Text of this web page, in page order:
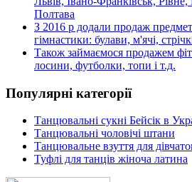
Полтава
З 2016 р додали продаж
гімнастики: булави, м'ячі,
Також займаємося продажем
лосини, футболки, топи і т.д.
Популярні категорії
Танцювальні сукні Бейсік в
Танцювальні чоловічі штани
Танцювальне взуття для
Туфлі для танців жіноча латина